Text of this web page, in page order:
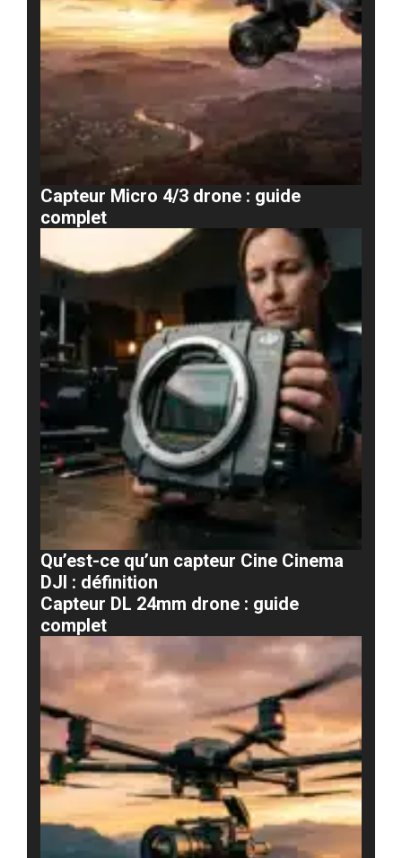
Capteur Micro 4/3 drone : guide
complet
Qu’est-ce qu’un capteur Cine Cinema
DJI : définition
Capteur DL 24mm drone : guide
complet